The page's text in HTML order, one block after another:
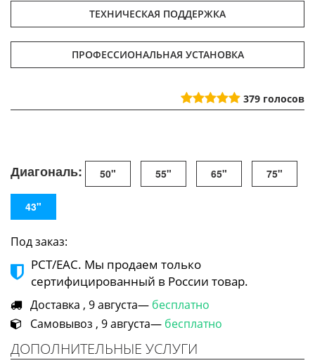
ТЕХНИЧЕСКАЯ ПОДДЕРЖКА
ПРОФЕССИОНАЛЬНАЯ УСТАНОВКА
379 голосов
Диагональ: 50" 55" 65" 75"
43"
Под заказ:
РСТ/ЕАС. Мы продаем только
сертифицированный в России товар.
Доставка , 9 августа— бесплатно
Самовывоз , 9 августа— бесплатно
ДОПОЛНИТЕЛЬНЫЕ УСЛУГИ